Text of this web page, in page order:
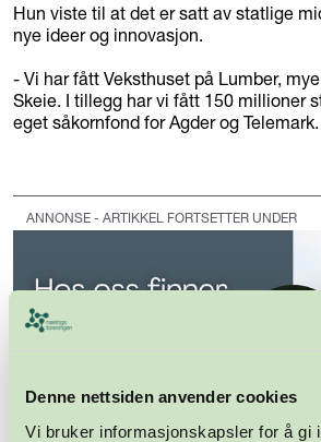
Denne nettsiden anvender cookies
Vi bruker informasjonskapsler for å gi
Hun viste til at det er satt av statlige
nye ideer og innovasjon.
- Vi har fått Veksthuset på Lumber,
Skeie. I tillegg har vi fått 150 millioner
eget såkornfond for Agder og Telemark.
ANNONSE - ARTIKKEL FORTSETTER UNDER